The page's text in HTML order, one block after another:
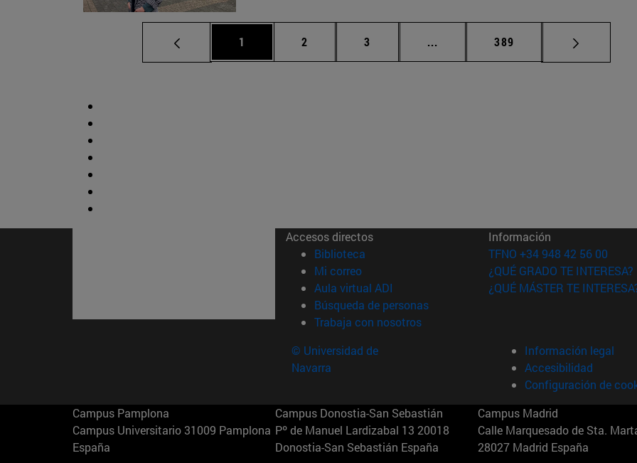
Página
1 Página
2 Página
3 ... Páginas intermedias Use TAB para
Página
389
Accesos directos
Biblioteca (abre en nueva ventana)
Mi correo(abre en nueva ventana)
Aula virtual ADI (abre en nueva ventana)
Búsqueda de personas(abre en nueva ventana)
Trabaja con nosotros(abre en nueva ventana)
Información
TFNO +34 948 42 56 00
¿QUÉ GRADO TE INTERESA?
¿QUÉ MÁSTER TE
© Universidad de
Navarra
Información legal
Accesibilidad
Configuración de
Campus Pamplona
Campus Universitario 31009 Pamplona
España
Campus Donostia-San Sebastián
Pº de Manuel Lardizabal 13 20018
Donostia-San Sebastián España
Campus Madrid
Calle Marquesado de Sta.
28027 Madrid España